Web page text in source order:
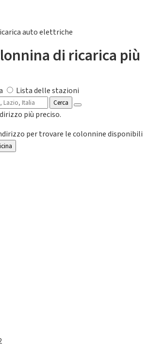
auto elettriche
di ricarica più
Lista delle stazioni
Cerca
più preciso.
per trovare le colonnine disponibili